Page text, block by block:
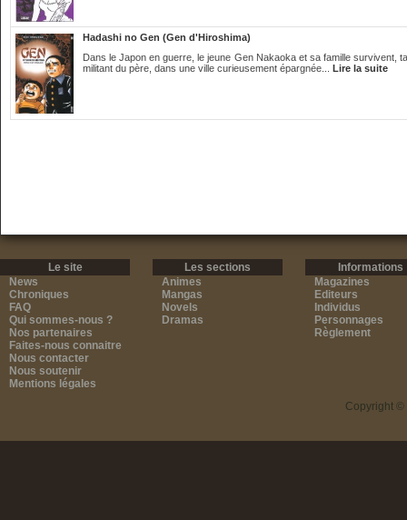
Hadashi no Gen (Gen d'Hiroshima)
Dans le Japon en guerre, le jeune Gen Nakaoka et sa famille survivent,
militant du père, dans une ville curieusement épargnée... Lire la suite
Le site
News
Chroniques
FAQ
Qui sommes-nous ?
Nos partenaires
Faites-nous connaitre
Nous contacter
Nous soutenir
Mentions légales
Les sections
Animes
Mangas
Novels
Dramas
Informations
Magazines
Editeurs
Individus
Personnages
Règlement
Copyright ©